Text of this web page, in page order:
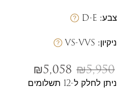
צבע: D-E
ניקיון: VS-VVS
₪5,950
₪5,058
ניתן לחלק ל-12 תשלומים